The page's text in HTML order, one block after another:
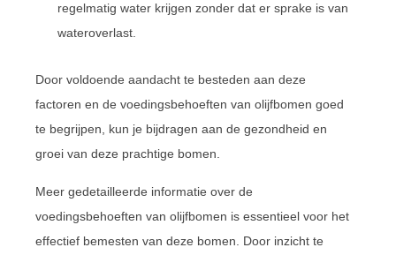
regelmatig water krijgen zonder dat er sprake is van
wateroverlast.
Door voldoende aandacht te besteden aan deze
factoren en de voedingsbehoeften van olijfbomen goed
te begrijpen, kun je bijdragen aan de gezondheid en
groei van deze prachtige bomen.
Meer gedetailleerde informatie over de
voedingsbehoeften van olijfbomen is essentieel voor het
effectief bemesten van deze bomen. Door inzicht te